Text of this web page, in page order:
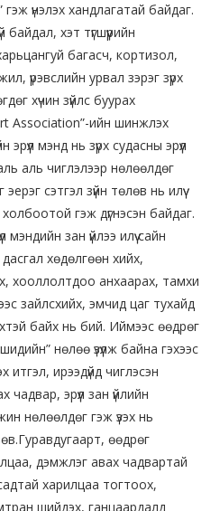
үнэлэх хандлагатай байдаг.
хэт түгшүүрийн
багасч, кортизол,
үрэвслийн урвал зэрэг зүрх
хүчин зүйлс буурах
Association”-ийн шинжлэх
мэнд нь зүрх судасны эрүүл
аль чиглэлээр нөлөөлдөг
сэтгэл зүйн төлөв нь илүү
холбоотой гэж дүгнэсэн байдаг.
мэндийн зан үйлээ илүү сайн
хөдөлгөөн хийх,
хооллолтдоо анхаарах, тамхи
зайлсхийх, эмчид цаг тухайд
байх нь бий. Иймээс өөдрөг
нөлөө үзүүлж байна гэхээс
итгэл, ирээдүйд чиглэсэн
чадвар, эрүүл зан үйлийн
нөлөөлдөг гэж үзэх нь
өөдрөг
дэмжлэг авах чадвартай
харилцаа тогтоох,
шийдэх, ганцаардалд